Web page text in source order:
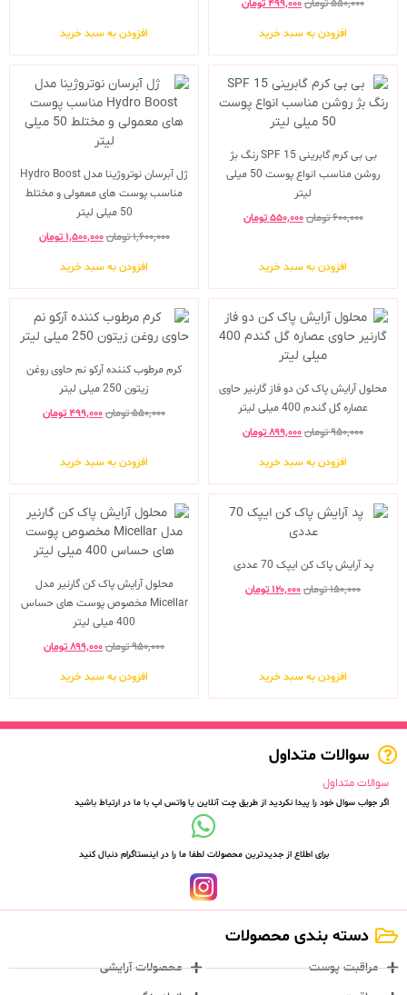
۵۵۰,۰۰۰تومان۴۹۹,۰۰۰تومان
افزودن به سبد خرید افزودن به سبد خرید
بی بی کرم گابرینی SPF 15 رنگ بژ
روشن مناسب انواع پوست 50 میلی
لیتر
۶۰۰,۰۰۰تومان۵۵۰,۰۰۰ تومان
افزودن به سبد خرید
ژل آبرسان نوتروژینا مدل Hydro Boost
مناسب پوست های معمولی و مختلط
50 میلی لیتر
۱,۶۰۰,۰۰۰تومان۱,۵۰۰,۰۰۰ تومان
افزودن به سبد خرید
محلول آرایش پاک کن دو فاز گارنیر حاوی
عصاره گل گندم 400 میلی لیتر
۹۵۰,۰۰۰تومان۸۹۹,۰۰۰تومان
افزودن به سبد خرید
کرم مرطوب کننده آرکو نم حاوی روغن
زیتون 250 میلی لیتر
۵۵۰,۰۰۰تومان۴۹۹,۰۰۰تومان
افزودن به سبد خرید
پد آرایش پاک کن ایپک 70 عددی
۱۵۰,۰۰۰تومان۱۲۰,۰۰۰ تومان
افزودن به سبد خرید
محلول آرایش پاک کن گارنیر مدل
Micellar مخصوص پوست های حساس
400 میلی لیتر
۹۵۰,۰۰۰تومان۸۹۹,۰۰۰تومان
افزودن به سبد خرید
سوالات متداول
سوالات متداول
اگر جواب سوال خود را پیدا نکردید از طریق چت آنلاین یا واتس اپ با ما در ارتباط باشید
برای اطلاع از جدیدترین محصولات لطفا ما را در اینستاگرام دنبال کنید
دسته بندی محصولات
مراقبت پوست
محصولات آرایشی